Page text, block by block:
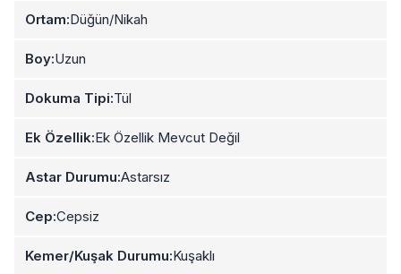
Ortam:Düğün/Nikah
Boy:Uzun
Dokuma Tipi:Tül
Ek Özellik:Ek Özellik Mevcut Değil
Astar Durumu:Astarsız
Cep:Cepsiz
Kemer/Kuşak Durumu:Kuşaklı